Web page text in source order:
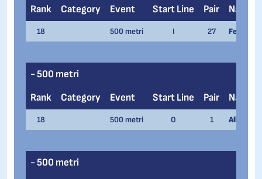
Rank
Category Event Start Line Pair Name
18 500 metri I 27 Federico
- 500 metri
Rank
Category Event Start Line Pair Name
18 500 metri O 1 Alice
- 500 metri